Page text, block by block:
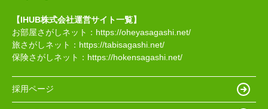
【IHUB株式会社運営サイト一覧】
お部屋さがしネット： https://oheyasagashi.net/
旅さがしネット： https://tabisagashi.net/
保険さがしネット： https://hokensagashi.net/
採用ページ